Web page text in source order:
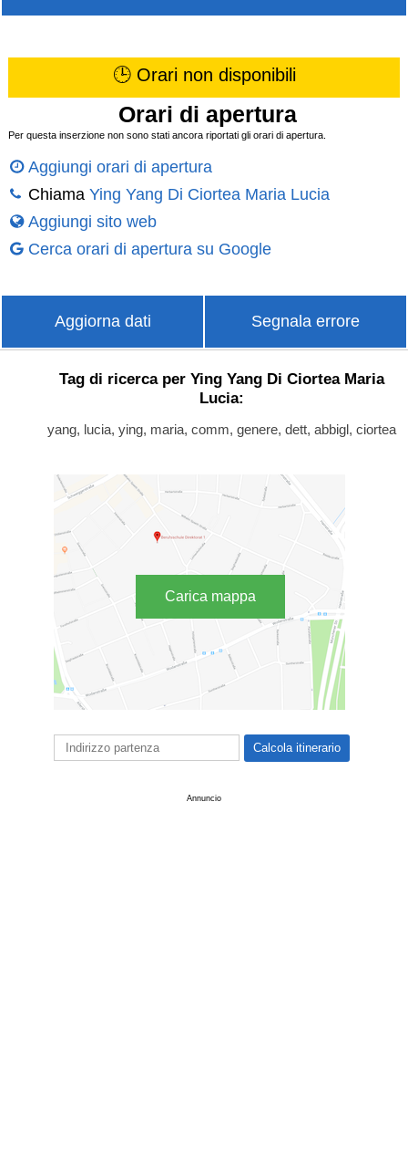
🕒 Orari non disponibili
Orari di apertura
Per questa inserzione non sono stati ancora riportati gli orari di apertura.
Aggiungi orari di apertura
Chiama Ying Yang Di Ciortea Maria Lucia
Aggiungi sito web
Cerca orari di apertura su Google
Aggiorna dati Segnala errore
Tag di ricerca per Ying Yang Di Ciortea Maria
Lucia:
yang, lucia, ying, maria, comm, genere, dett, abbigl, ciortea
Carica mappa
Annuncio